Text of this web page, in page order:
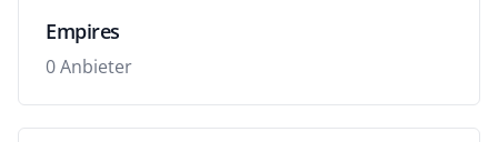
Empires
0 Anbieter